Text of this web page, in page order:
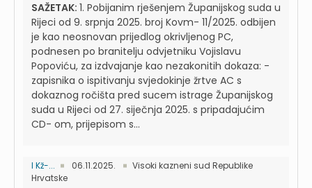
SAŽETAK: 1. Pobijanim rješenjem Županijskog suda u
Rijeci od 9. srpnja 2025. broj Kovm- 11/2025. odbijen
je kao neosnovan prijedlog okrivljenog PC,
podnesen po branitelju odvjetniku Vojislavu
Popoviću, za izdvajanje kao nezakonitih dokaza: -
zapisnika o ispitivanju svjedokinje žrtve AC s
dokaznog ročišta pred sucem istrage Županijskog
suda u Rijeci od 27. siječnja 2025. s pripadajućim
CD- om, prijepisom s...
I Kž-... 06.11.2025.
Visoki kazneni sud Republike
Hrvatske